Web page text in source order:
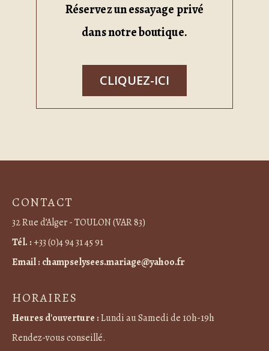
Réservez un essayage privé
dans notre boutique.
CLIQUEZ-ICI
CONTACT
32 Rue d’Alger - TOULON (VAR 83)
Tél. :+33 (0)4 94 31 45 91
Email : champselysees.mariage@yahoo.fr
HORAIRES
Heures d'ouverture :Lundi au Samedi de 10h-19h
Rendez-vous conseillé.